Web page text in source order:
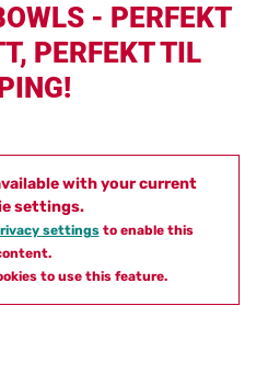
- PERFEKT
PERFEKT TIL
with your current
settings.
settingsto enable this
to use this feature.